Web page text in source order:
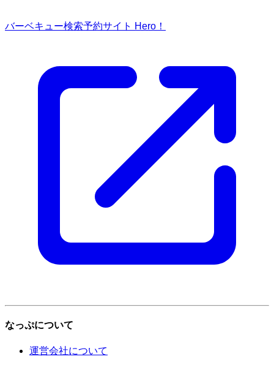
バーベキュー検索予約サイト Hero！
なっぷについて
運営会社について